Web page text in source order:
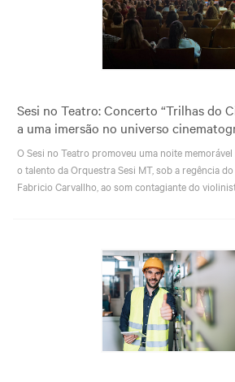
Sesi no Teatro: Concerto “Trilhas do
a uma imersão no universo
O Sesi no Teatro promoveu uma noite
o talento da Orquestra Sesi MT, sob a regência
Fabricio Carvallho, ao som contagiante do